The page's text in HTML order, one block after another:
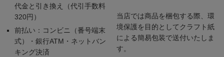
代金と引き換え（代引手数料
320円）
前払い：コンビニ（番号端末
式）・銀行ATM・ネットバン
キング決済
当店では商品を梱包する際、環
境保護を目的としてクラフト紙
による簡易包装で送付いたしま
す。